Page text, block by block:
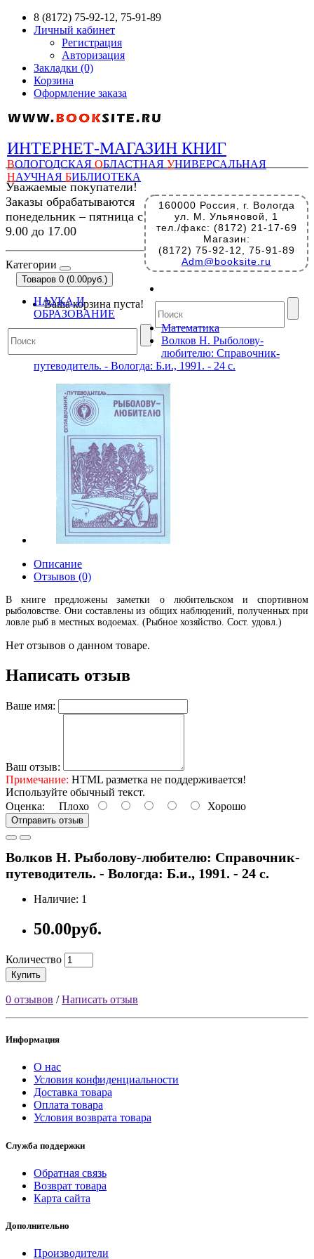
8 (8172) 75-92-12, 75-91-89
Личный кабинет
Регистрация
Авторизация
Закладки (0)
Корзина
Оформление заказа
ИНТЕРНЕТ-МАГАЗИН КНИГ
ВОЛОГОДСКАЯ ОБЛАСТНАЯ УНИВЕРСАЛЬНАЯ
НАУЧНАЯ БИБЛИОТЕКА
160000 Россия, г. Вологда
ул. М. Ульяновой, 1
тел./факс: (8172) 21-17-69
Магазин:
(8172) 75-92-12, 75-91-89
Adm@booksite.ru
Уважаемые покупатели!
Заказы обрабатываются
понедельник – пятница с
9.00 до 17.00
Категории
Товаров 0 (0.00руб.)
Ваша корзина пуста!
НАУКА И
ОБРАЗОВАНИЕ
Математика
Волков Н. Рыболову-
любителю: Справочник-
путеводитель. - Вологда: Б.и., 1991. - 24 с.
Описание
Отзывов (0)
В книге предложены заметки о любительском и спортивном
рыболовстве. Они составлены из общих наблюдений, полученных при
ловле рыб в местных водоемах. (Рыбное хозяйство. Сост. удовл.)
Нет отзывов о данном товаре.
Написать отзыв
Ваше имя:
Ваш отзыв:
Примечание: HTML разметка не поддерживается!
Используйте обычный текст.
Оценка: Плохо Хорошо
Отправить отзыв
Волков Н. Рыболову-любителю: Справочник-
путеводитель. - Вологда: Б.и., 1991. - 24 с.
Наличие: 1
50.00руб.
Количество
Купить
0 отзывов /Написать отзыв
Информация
О нас
Условия конфиденциальности
Доставка товара
Оплата товара
Условия возврата товара
Служба поддержки
Обратная связь
Возврат товара
Карта сайта
Дополнительно
Производители